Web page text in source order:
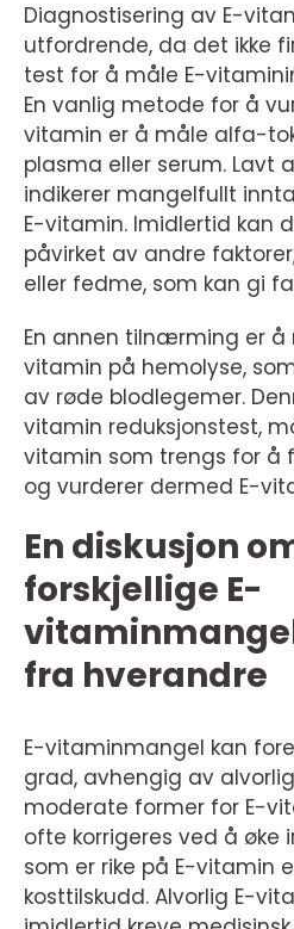
Diagnostisering av E-
utfordrende, da det ikke
test for å måle E-
En vanlig metode for å
vitamin er å måle alfa-
plasma eller serum. Lavt
indikerer mangelfullt
E-vitamin. Imidlertid kan
påvirket av andre
eller fedme, som kan gi
En annen tilnærming er å
vitamin på hemolyse,
av røde blodlegemer.
vitamin reduksjonstest,
vitamin som trengs for å
og vurderer dermed E-
En diskusjon
forskjellige E-
fra hverandre
E-vitaminmangel kan
grad, avhengig av
moderate former for E-
ofte korrigeres ved å
som er rike på E-vitamin
kosttilskudd. Alvorlig E-